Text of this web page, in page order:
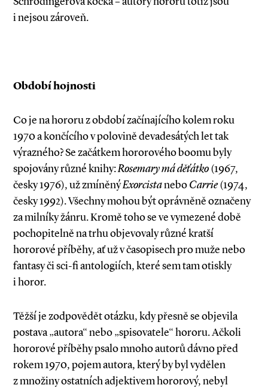
i nejsou zároveň.
Období hojnosti
Co je na hororu z období začínajícího kolem roku
1970 a končícího v polovině devadesátých let tak
výrazného? Se začátkem hororového boomu byly
spojovány různé knihy:Rosemary má děťátko(1967,
česky 1976), už zmíněnýExorcistaneboCarrie(1974,
česky 1992). Všechny mohou být oprávněně označeny
za milníky žánru. Kromě toho se ve vymezené době
pochopitelně na trhu objevovaly různé kratší
hororové příběhy, ať už v časopisech pro muže nebo
fantasy či sci­-fi antologiích, které sem tam otiskly
i horor.
Těžší je zodpovědět otázku, kdy přesně se objevila
postava „autora“ nebo „spisovatele“ hororu. Ačkoli
hororové příběhy psalo mnoho autorů dávno před
rokem 1970, pojem autora, který by byl vydělen
z množiny ostatních adjektivem hororový, nebyl